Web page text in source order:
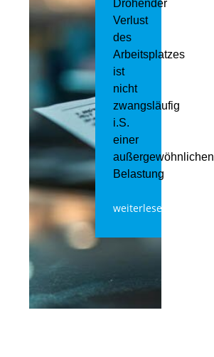
Drohender
Verlust
des
Arbeitsplatzes
ist
nicht
zwangsläufig
i.S.
einer
außergewöhnlichen
Belastung
weiterlesen